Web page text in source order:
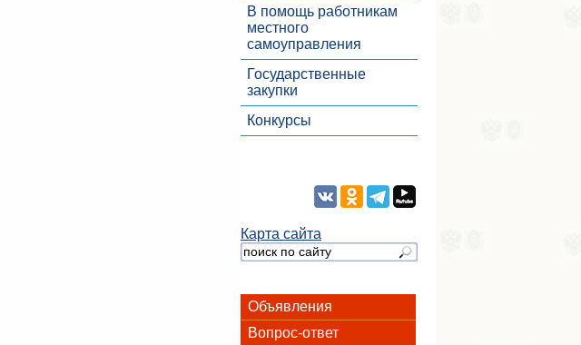
В помощь работникам
местного
самоуправления
Государственные
закупки
Конкурсы
Карта сайта
Объявления
Вопрос-ответ